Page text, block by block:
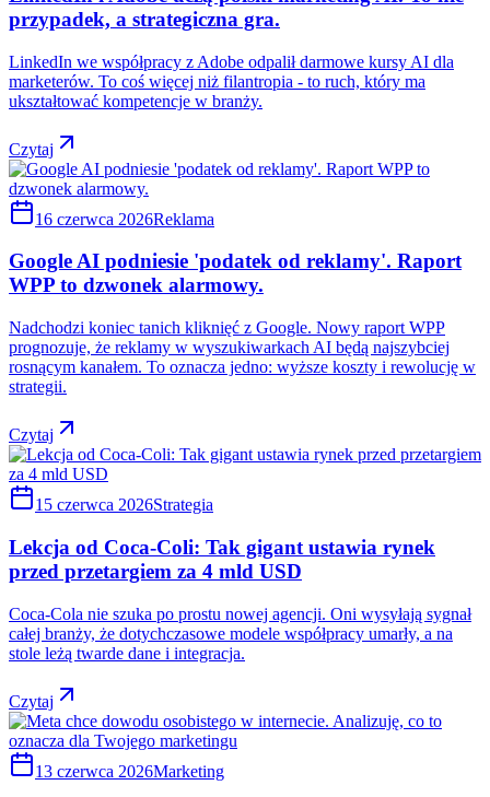
przypadek, a strategiczna gra.
LinkedIn we współpracy z Adobe odpalił darmowe kursy AI dla
marketerów. To coś więcej niż filantropia - to ruch, który ma
ukształtować kompetencje w branży.
Czytaj
16 czerwca 2026Reklama
Google AI podniesie 'podatek od reklamy'. Raport
WPP to dzwonek alarmowy.
Nadchodzi koniec tanich kliknięć z Google. Nowy raport WPP
prognozuje, że reklamy w wyszukiwarkach AI będą najszybciej
rosnącym kanałem. To oznacza jedno: wyższe koszty i rewolucję w
strategii.
Czytaj
15 czerwca 2026Strategia
Lekcja od Coca-Coli: Tak gigant ustawia rynek
przed przetargiem za 4 mld USD
Coca-Cola nie szuka po prostu nowej agencji. Oni wysyłają sygnał
całej branży, że dotychczasowe modele współpracy umarły, a na
stole leżą twarde dane i integracja.
Czytaj
13 czerwca 2026Marketing